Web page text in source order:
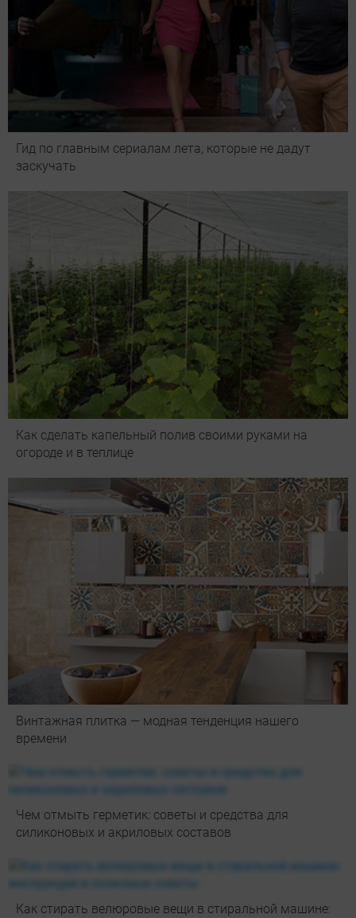
Гид по главным сериалам лета, которые не дадут
заскучать
Как сделать капельный полив своими руками на
огороде и в теплице
Винтажная плитка — модная тенденция нашего
времени
Чем отмыть герметик: советы и средства для
силиконовых и акриловых составов
Как стирать велюровые вещи в стиральной машине: